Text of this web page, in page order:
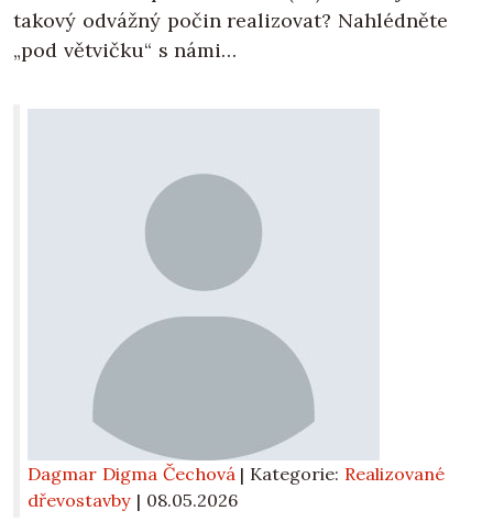
takový odvážný počin realizovat? Nahlédněte
„pod větvičku“ s námi…
Dagmar Digma Čechová | Kategorie: Realizované
dřevostavby | 08.05.2026